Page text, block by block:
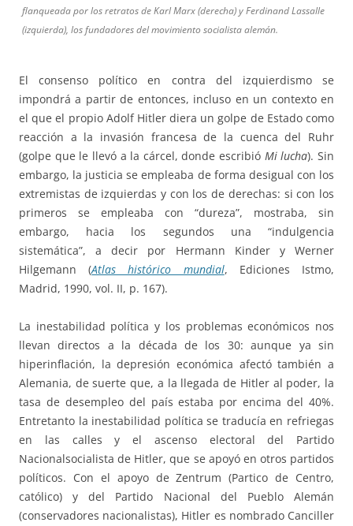
flanqueada por los retratos de Karl Marx (derecha) y Ferdinand Lassalle
(izquierda), los fundadores del movimiento socialista alemán.
El consenso político en contra del izquierdismo se
impondrá a partir de entonces, incluso en un contexto en
el que el propio Adolf Hitler diera un golpe de Estado como
reacción a la invasión francesa de la cuenca del Ruhr
(golpe que le llevó a la cárcel, donde escribió Mi lucha). Sin
embargo, la justicia se empleaba de forma desigual con los
extremistas de izquierdas y con los de derechas: si con los
primeros se empleaba con “dureza”, mostraba, sin
embargo, hacia los segundos una “indulgencia
sistemática”, a decir por Hermann Kinder y Werner
Hilgemann (Atlas histórico mundial, Ediciones Istmo,
Madrid, 1990, vol. II, p. 167).
La inestabilidad política y los problemas económicos nos
llevan directos a la década de los 30: aunque ya sin
hiperinflación, la depresión económica afectó también a
Alemania, de suerte que, a la llegada de Hitler al poder, la
tasa de desempleo del país estaba por encima del 40%.
Entretanto la inestabilidad política se traducía en refriegas
en las calles y el ascenso electoral del Partido
Nacionalsocialista de Hitler, que se apoyó en otros partidos
políticos. Con el apoyo de Zentrum (Partico de Centro,
católico) y del Partido Nacional del Pueblo Alemán
(conservadores nacionalistas), Hitler es nombrado Canciller